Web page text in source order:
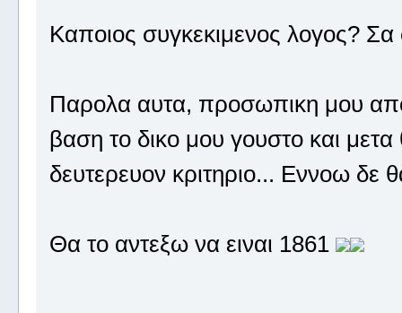
Καποιος συγκεκιμενος λογος? Σα
Παρολα αυτα, προσωπικη μου
βαση το δικο μου γουστο και
δευτερευον κριτηριο... Εννοω
Θα το αντεξω να ειναι 1861